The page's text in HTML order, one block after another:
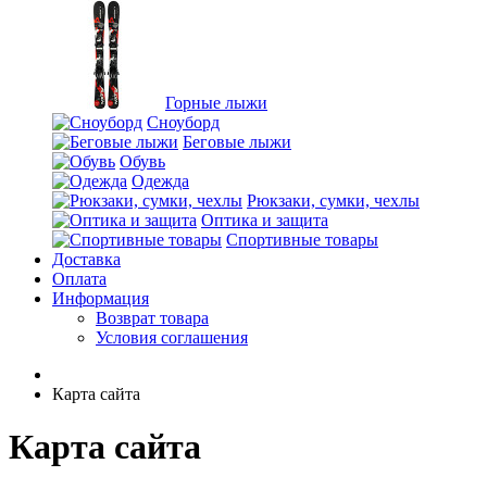
Горные лыжи
Сноуборд
Беговые лыжи
Обувь
Одежда
Рюкзаки, сумки, чехлы
Оптика и защита
Спортивные товары
Доставка
Оплата
Информация
Возврат товара
Условия соглашения
Карта сайта
Карта сайта